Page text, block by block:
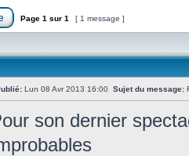
Page 1 sur 1 [ 1 message ]
Lun 08 Avr 2013 16:00 Sujet du message:
son dernier